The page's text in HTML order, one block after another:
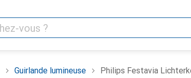
Guirlande lumineuse Philips Festavia